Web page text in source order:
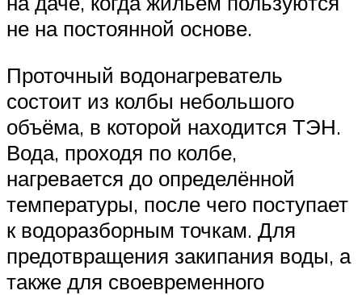
не на постоянной основе.
Проточный водонагреватель
состоит из колбы небольшого
объёма, в которой находится ТЭН.
Вода, проходя по колбе,
нагревается до определённой
температуры, после чего поступает
к водоразборным точкам. Для
предотвращения закипания воды, а
также для своевременного